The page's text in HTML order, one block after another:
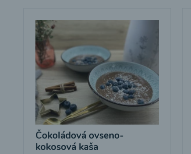
Čokoládová ovseno-
kokosová kaša